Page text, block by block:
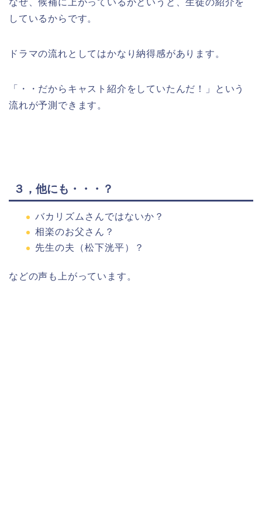
なぜ、候補に上がっているかというと、生徒の紹介を
しているからです。
ドラマの流れとしてはかなり納得感があります。
「・・だからキャスト紹介をしていたんだ！」という
流れが予測できます。
３，他にも・・・？
バカリズムさんではないか？
相楽のお父さん？
先生の夫（松下洸平）？
などの声も上がっています。